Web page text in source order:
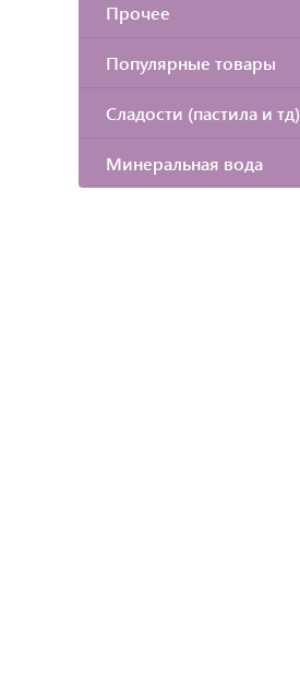
Прочее
Популярные товары
Сладости (пастила и тд)
Минеральная вода